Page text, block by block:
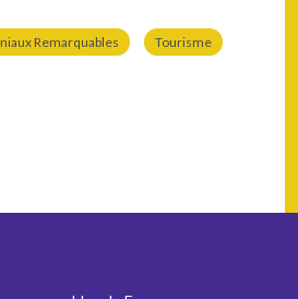
Remarquables Tourisme